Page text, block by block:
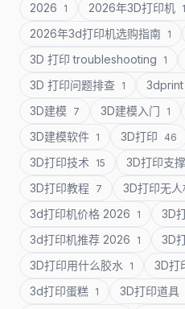
2026 1 2026年3D打印机 1
2026年3d打印机选购指南 1
3D 打印 troubleshooting 1
3D 打印问题排查 1 3dprint
3D建模 7 3D建模入门 1
3D建模软件 1 3D打印 46
3D打印技术 15 3D打印支撑
3D打印教程 7 3D打印无人
3d打印机价格 2026 1 3D
3d打印机推荐 2026 1 3D
3D打印用什么胶水 1 3D打
3d打印蛋糕 1 3D打印道具